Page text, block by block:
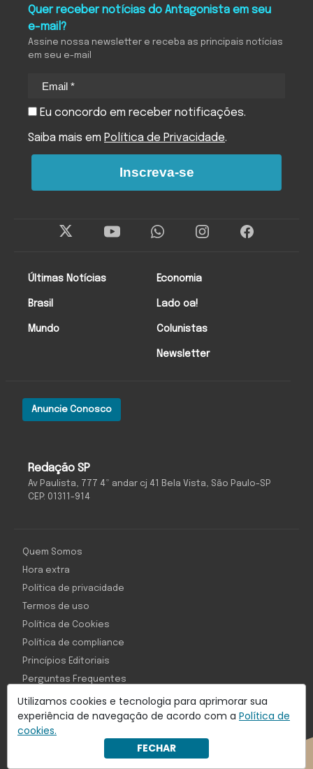
Utilizamos cookies e tecnologia para aprimorar sua
experiência de navegação de acordo com a Política de
cookies.
FECHAR
Redação SP
Av Paulista, 777 4º andar cj 41 Bela Vista, São Paulo-SP
CEP: 01311-914
Anuncie Conosco
Últimas Notícias
Brasil
Mundo
Economia
Lado oa!
Colunistas
Newsletter
Quer receber notícias do Antagonista em seu
e-mail?
Assine nossa newsletter e receba as principais notícias
em seu e-mail
Eu concordo em receber notificações.
Saiba mais em Política de Privacidade.
Inscreva-se
Com inteligência e tecnologia:
Object1ve - Marketing Solution
Quem Somos
Hora extra
Política de privacidade
Termos de uso
Política de Cookies
Política de compliance
Princípios Editoriais
Perguntas Frequentes